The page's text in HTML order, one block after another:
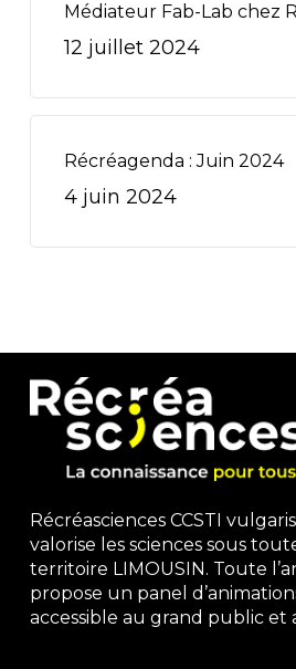
Médiateur Fab-Lab chez
12 juillet 2024
Récréagenda : Juin 2024
4 juin 2024
Récréasciences CCSTI
valorise les sciences sous
territoire LIMOUSIN. Toute
propose un panel
accessible au grand public et